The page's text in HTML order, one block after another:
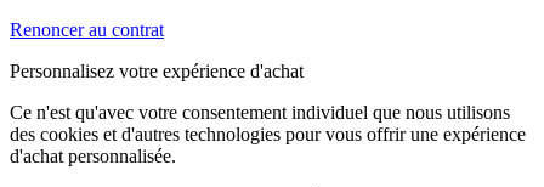
Renoncer au contrat
Personnalisez votre expérience d'achat
Ce n'est qu'avec votre consentement individuel que nous utilisons
des cookies et d'autres technologies pour vous offrir une expérience
d'achat personnalisée.